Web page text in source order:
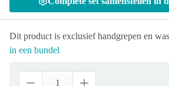
Dit product is exclusief handgrepen en
in een bundel